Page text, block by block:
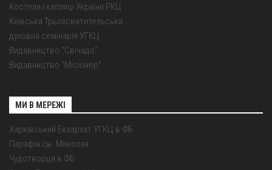
Костели і каплиці України РКЦ
Київська Трьохсвятительська
духовна семінарія УГКЦ
Видавництво "Свічадо"
Видавництво "Місіонер"
МИ В МЕРЕЖІ
Харківський Екзархат УГКЦ в ФБ
Парафія св. Миколая
Чудотворця в ФБ